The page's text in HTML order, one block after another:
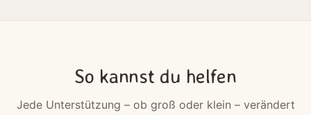
So kannst du helfen
Jede Unterstützung – ob groß oder klein – verändert